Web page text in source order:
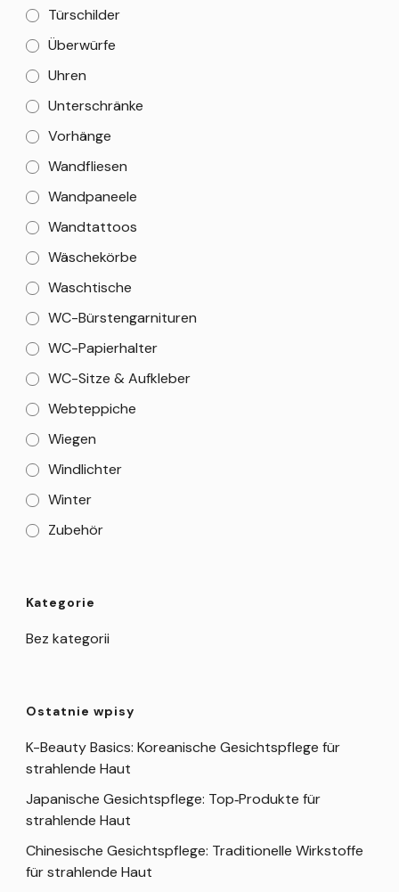
Türschilder
Überwürfe
Uhren
Unterschränke
Vorhänge
Wandfliesen
Wandpaneele
Wandtattoos
Wäschekörbe
Waschtische
WC-Bürstengarnituren
WC-Papierhalter
WC-Sitze & Aufkleber
Webteppiche
Wiegen
Windlichter
Winter
Zubehör
Kategorie
Bez kategorii
Ostatnie wpisy
K-Beauty Basics: Koreanische Gesichtspflege für
strahlende Haut
Japanische Gesichtspflege: Top‑Produkte für
strahlende Haut
Chinesische Gesichtspflege: Traditionelle Wirkstoffe
für strahlende Haut